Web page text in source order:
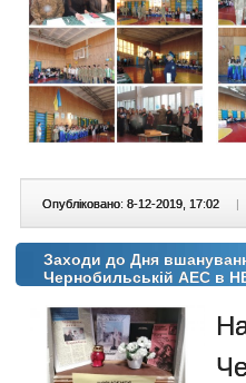
Опубліковано: 8-12-2019, 17:02 |
Заходи до Дня вшанування
Чернобильській АЕС в